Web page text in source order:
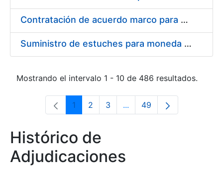
Contratación de acuerdo marco para el Suministro de Material de Electricidad para la Fábrica Nacional de Moneda y Timbre-Real Casa de la Moneda en su centro de trabajo de Burgos
Suministro de estuches para moneda de 30 €
Mostrando el intervalo 1 - 10 de 486 resultados.
Página
1 Página
2 Página
3 ...Páginas intermedias Use
Página
49
Histórico de
Adjudicaciones